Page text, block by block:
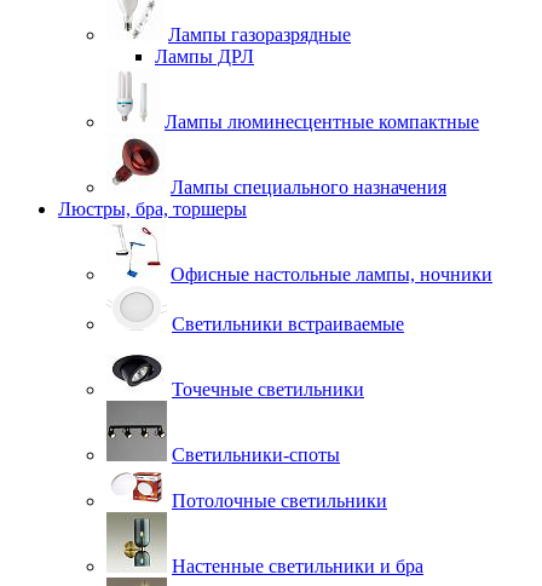
Лампы газоразрядные
Лампы ДРЛ
Лампы люминесцентные компактные
Лампы специального назначения
Люстры, бра, торшеры
Офисные настольные лампы, ночники
Светильники встраиваемые
Точечные светильники
Светильники-споты
Потолочные светильники
Настенные светильники и бра